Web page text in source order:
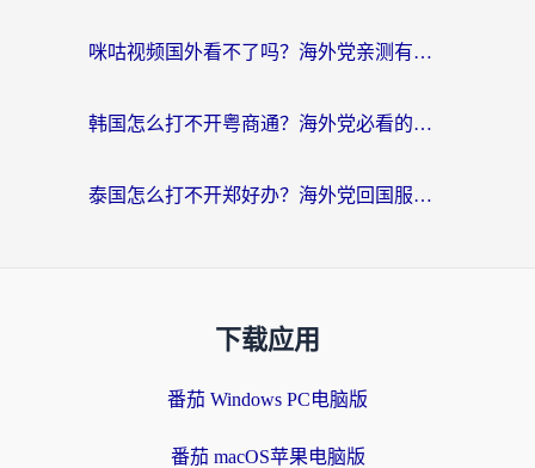
咪咕视频国外看不了吗？海外党亲测有效的回国加速解决方案
韩国怎么打不开粤商通？海外党必看的回国加速器选择指南（附加拿大农行俄罗斯有缘网解决方案）
泰国怎么打不开郑好办？海外党回国服务+影音追剧全搞定的实用指南
下载应用
番茄 Windows PC电脑版
番茄 macOS苹果电脑版